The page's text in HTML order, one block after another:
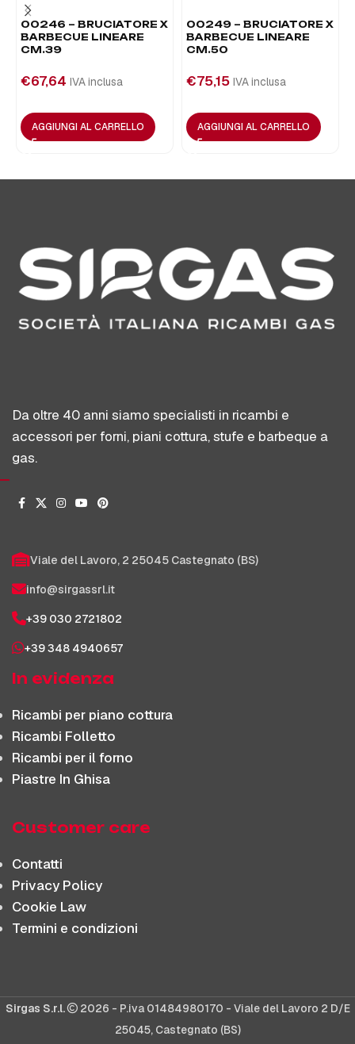
00246 – BRUCIATORE X
BARBECUE LINEARE
CM.39
€67,64 IVA inclusa
AGGIUNGI AL CARRELLO
00249 – BRUCIATORE X
BARBECUE LINEARE
CM.50
€75,15 IVA inclusa
AGGIUNGI AL CARRELLO
Da oltre 40 anni siamo specialisti in ricambi e
accessori per forni, piani cottura, stufe e barbeque a
gas.
Viale del Lavoro, 2 25045 Castegnato (BS)
info@sirgassrl.it
+39 030 2721802
+39 348 4940657
In evidenza
Ricambi per piano cottura
Ricambi Folletto
Ricambi per il forno
Piastre In Ghisa
Customer care
Contatti
Privacy Policy
Cookie Law
Termini e condizioni
Sirgas S.r.l.
2026 - P.iva 01484980170 - Viale del Lavoro 2 D/E
25045, Castegnato (BS)